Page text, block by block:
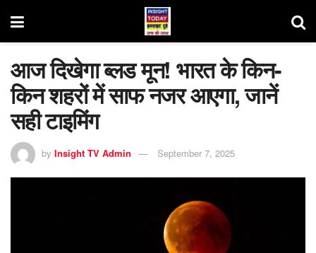
आज दिखेगा ब्लड मून! भारत के किन-
किन शहरों में साफ नजर आएगा, जानें
सही टाइमिंग
by Insight TV Admin September 7, 2025